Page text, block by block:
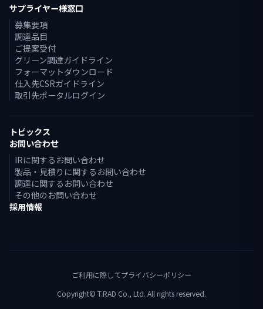
サプライヤー様窓口
募集要項
調達品目
ご提案受付
グリーン調達ガイドライン
フォーマットダウンロード
仕入先CSRガイドライン
取引先ポータルログイン
トピックス
お問い合わせ
IRに関するお問い合わせ
製品・見積りに関するお問い合わせ
調達に関するお問い合わせ
その他のお問い合わせ
採用情報
ご利用に際してプライバシーポリシー
Copyright© T.RAD Co., Ltd. All rights reserved.